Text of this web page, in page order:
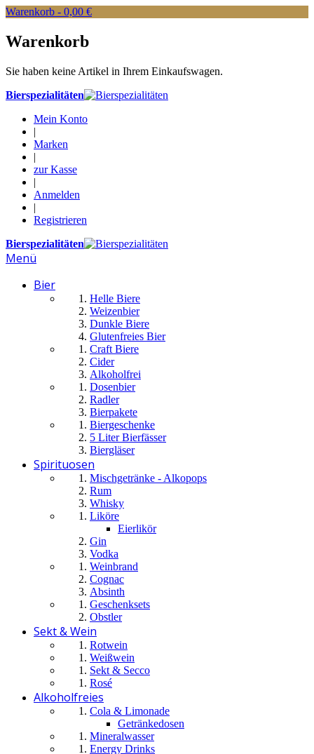
Warenkorb - 0,00 €
Warenkorb
Sie haben keine Artikel in Ihrem Einkaufswagen.
Bierspezialitäten
Mein Konto
|
Marken
|
zur Kasse
|
Anmelden
|
Registrieren
Bierspezialitäten
Menü
Bier
Helle Biere
Weizenbier
Dunkle Biere
Glutenfreies Bier
Craft Biere
Cider
Alkoholfrei
Dosenbier
Radler
Bierpakete
Biergeschenke
5 Liter Bierfässer
Biergläser
Spirituosen
Mischgetränke - Alkopops
Rum
Whisky
Liköre
Eierlikör
Gin
Vodka
Weinbrand
Cognac
Absinth
Geschenksets
Obstler
Sekt & Wein
Rotwein
Weißwein
Sekt & Secco
Rosé
Alkoholfreies
Cola & Limonade
Getränkedosen
Mineralwasser
Energy Drinks